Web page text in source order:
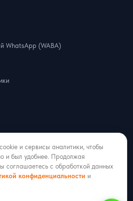
WhatsApp (WABA)
WhatsApp (WABA)
и сервисы аналитики, чтобы
и был удобнее. Продолжая
соглашаетесь с обработкой данных
конфиденциальности и